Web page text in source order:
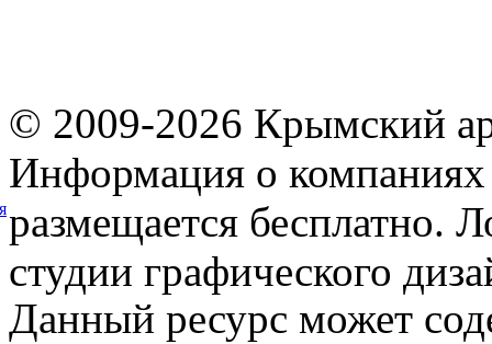
© 2009-2026 Крымский
Информация о компаниях
размещается бесплатно.
студии графического
Данный ресурс может